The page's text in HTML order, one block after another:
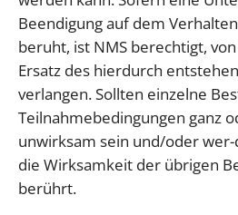
Beendigung auf dem
beruht, ist NMS berechtigt,
Ersatz des hierdurch
verlangen. Sollten einzelne
Teilnahmebedingungen ganz
unwirksam sein und/oder
die Wirksamkeit der übrigen
berührt.